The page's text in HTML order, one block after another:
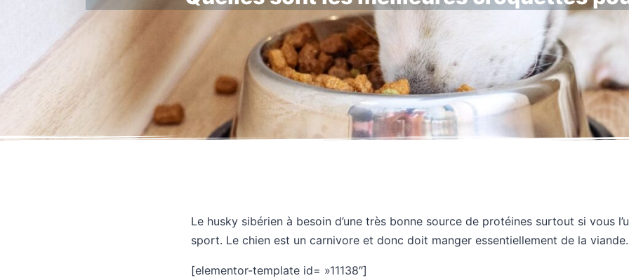
Le husky sibérien à besoin d’une très bonne source de protéines surtout si vous
sport. Le chien est un carnivore et donc doit manger essentiellement de la viande.
[elementor-template id= »11138″]